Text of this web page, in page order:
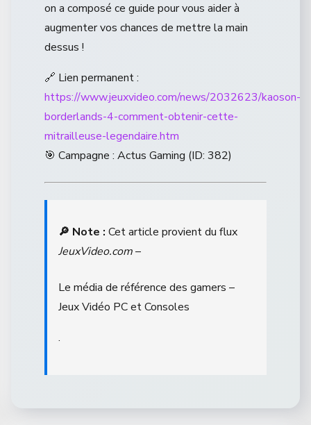
on a composé ce guide pour vous aider à
augmenter vos chances de mettre la main
dessus !
🔗 Lien permanent :
https://www.jeuxvideo.com/news/2032623/kaoson-
borderlands-4-comment-obtenir-cette-
mitrailleuse-legendaire.htm
🎯 Campagne : Actus Gaming (ID: 382)
🔎 Note : Cet article provient du flux
JeuxVideo.com–
Le média de référence des gamers –
Jeux Vidéo PC et Consoles
.